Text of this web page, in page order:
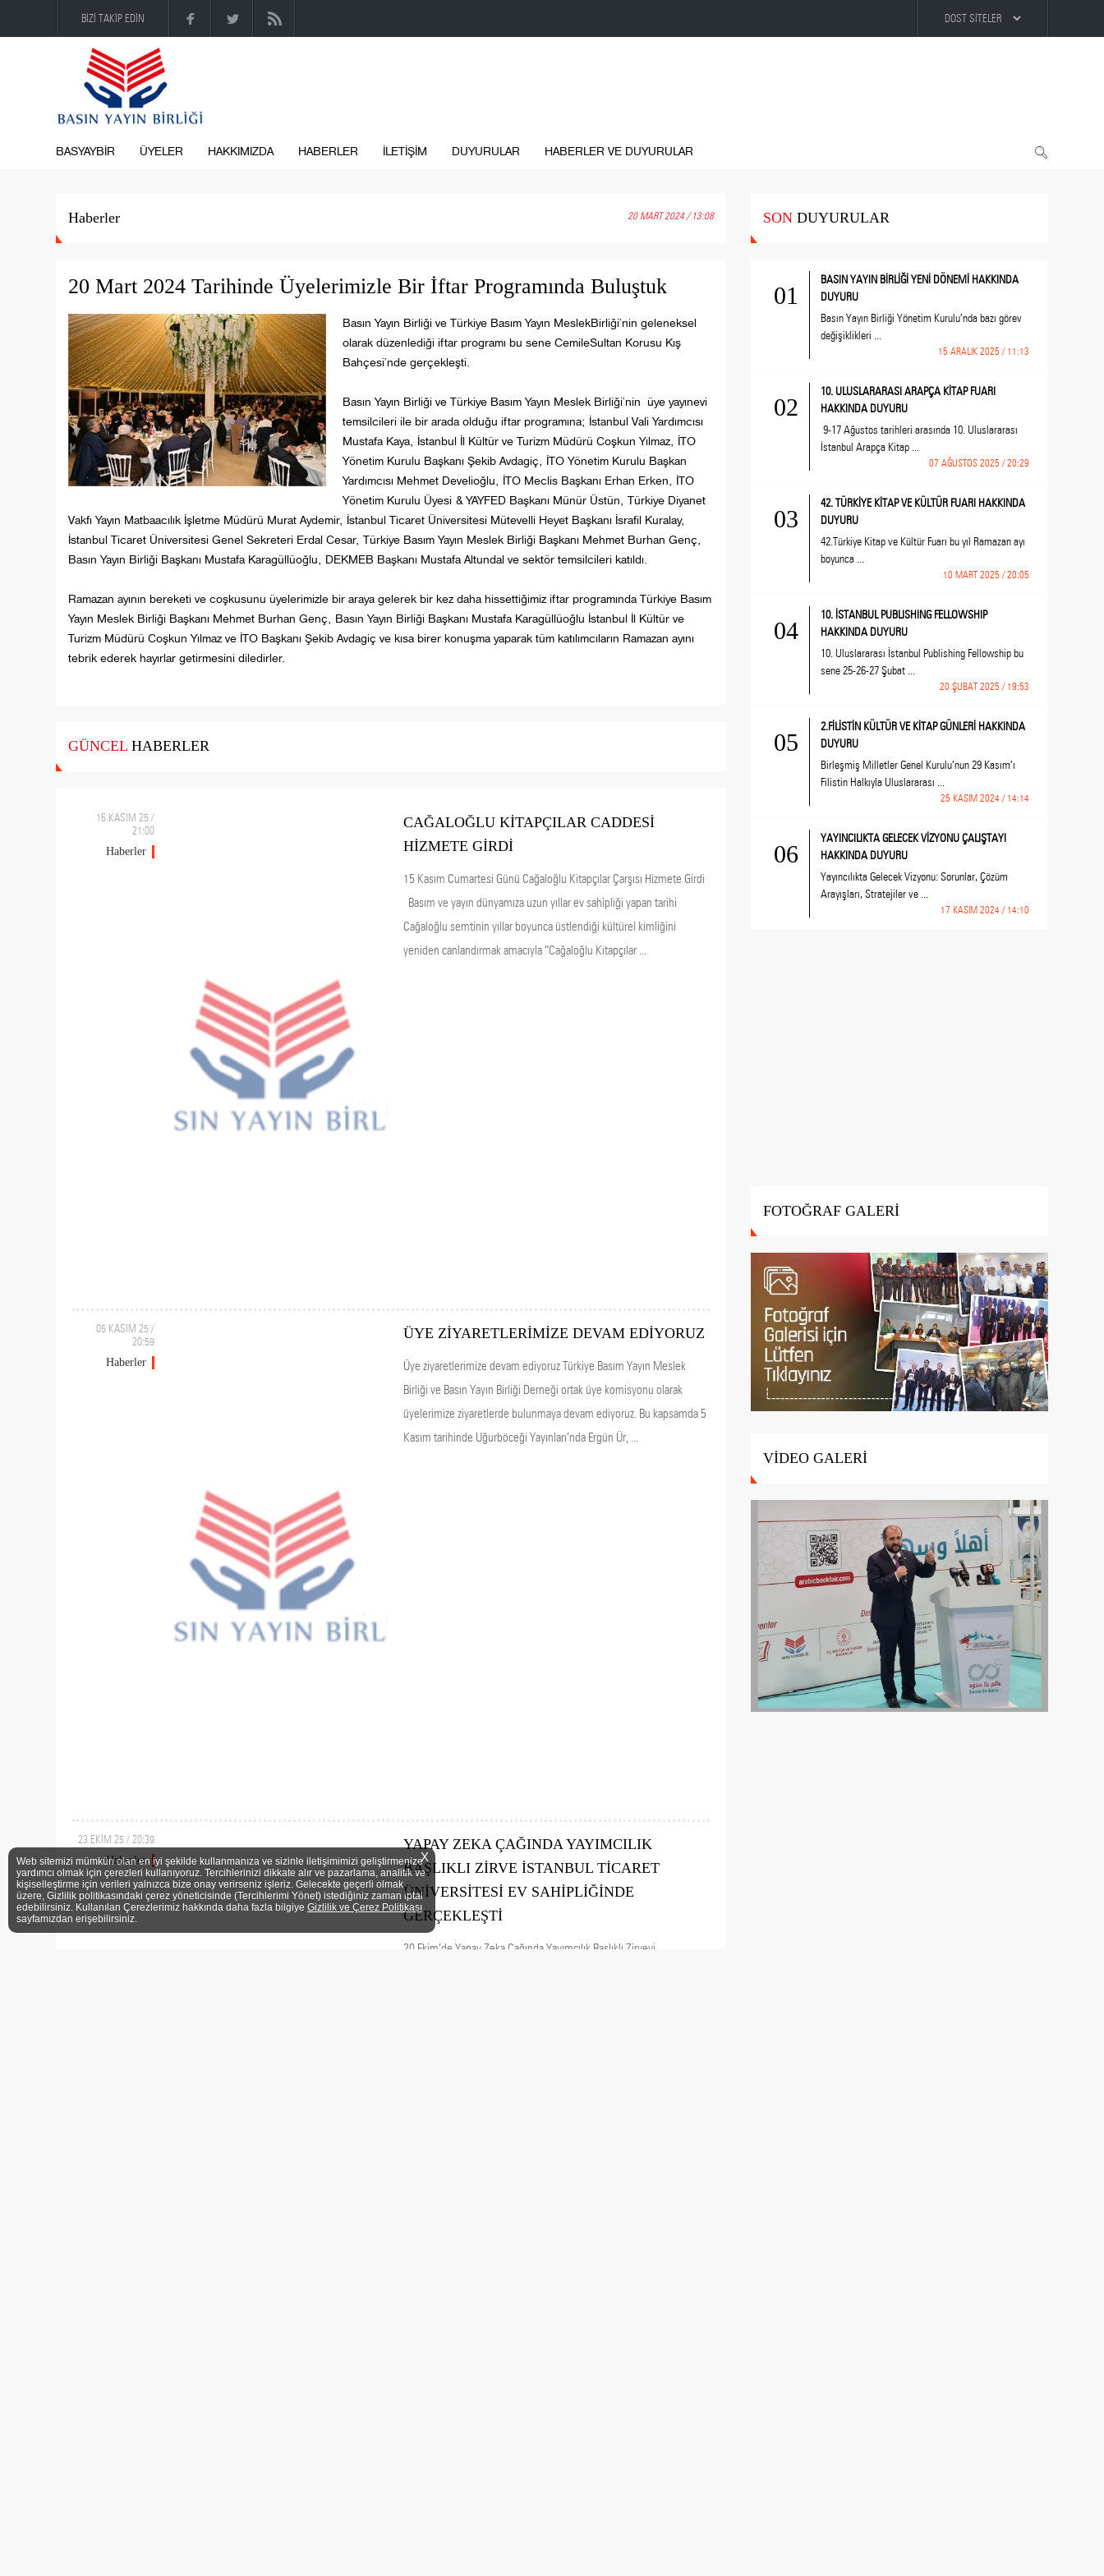
BİZİ TAKİP EDİN
BASYAYBİR ÜYELER HAKKIMIZDA HABERLER İLETİŞİM DUYURULAR HABERLER VE DUYURULAR
Haberler 20 MART 2024 / 13:08
20 Mart 2024 Tarihinde Üyelerimizle Bir İftar Programında Buluştuk
Basın Yayın Birliği ve Türkiye Basım Yayın MeslekBirliği’nin geleneksel
olarak düzenlediği iftar programı bu sene CemileSultan Korusu Kış
Bahçesi’nde gerçekleşti.
Basın Yayın Birliği ve Türkiye Basım Yayın Meslek Birliği’nin üye yayınevi
temsilcileri ile bir arada olduğu iftar programına; İstanbul Vali Yardımcısı
Mustafa Kaya, İstanbul İl Kültür ve Turizm Müdürü Coşkun Yılmaz, İTO
Yönetim Kurulu Başkanı Şekib Avdagiç, İTO Yönetim Kurulu Başkan
Yardımcısı Mehmet Develioğlu, İTO Meclis Başkanı Erhan Erken, İTO
Yönetim Kurulu Üyesi & YAYFED Başkanı Münür Üstün, Türkiye Diyanet
Vakfı Yayın Matbaacılık İşletme Müdürü Murat Aydemir, İstanbul Ticaret Üniversitesi Mütevelli Heyet Başkanı İsrafil Kuralay,
İstanbul Ticaret Üniversitesi Genel Sekreteri Erdal Cesar, Türkiye Basım Yayın Meslek Birliği Başkanı Mehmet Burhan Genç,
Basın Yayın Birliği Başkanı Mustafa Karagüllüoğlu, DEKMEB Başkanı Mustafa Altundal ve sektör temsilcileri katıldı.
Ramazan ayının bereketi ve coşkusunu üyelerimizle bir araya gelerek bir kez daha hissettiğimiz iftar programında Türkiye Basım
Yayın Meslek Birliği Başkanı Mehmet Burhan Genç, Basın Yayın Birliği Başkanı Mustafa Karagüllüoğlu İstanbul İl Kültür ve
Turizm Müdürü Coşkun Yılmaz ve İTO Başkanı Şekib Avdagiç ve kısa birer konuşma yaparak tüm katılımcıların Ramazan ayını
tebrik ederek hayırlar getirmesini diledirler.
GÜNCELHABERLER
16 KASIM 25 /
21:00
Haberler
CAĞALOĞLU KİTAPÇILAR CADDESİ
HİZMETE GİRDİ
15 Kasım Cumartesi Günü Cağaloğlu Kitapçılar Çarşısı Hizmete Girdi
Basım ve yayın dünyamıza uzun yıllar ev sahipliği yapan tarihi
Cağaloğlu semtinin yıllar boyunca üstlendiği kültürel kimliğini
yeniden canlandırmak amacıyla “Cağaloğlu Kitapçılar ...
05 KASIM 25 /
20:59
Haberler
ÜYE ZİYARETLERİMİZE DEVAM EDİYORUZ
Üye ziyaretlerimize devam ediyoruz Türkiye Basım Yayın Meslek
Birliği ve Basın Yayın Birliği Derneği ortak üye komisyonu olarak
üyelerimize ziyaretlerde bulunmaya devam ediyoruz. Bu kapsamda 5
Kasım tarihinde Uğurböceği Yayınları’nda Ergün Ür, ...
23 EKİM 25 / 20:39
Haberler
YAPAY ZEKA ÇAĞINDA YAYIMCILIK
BAŞLIKLI ZİRVE İSTANBUL TİCARET
ÜNİVERSİTESİ EV SAHİPLİĞİNDE
GERÇEKLEŞTİ
20 Ekim’de Yapay Zeka Çağında Yayımcılık Başlıklı Zirveyi
SONDUYURULAR
01
BASIN YAYIN BİRLİĞİ YENİ DÖNEMİ HAKKINDA
DUYURU
Basın Yayın Birliği Yönetim Kurulu’nda bazı görev
değişiklikleri ...
15 ARALIK 2025 / 11:13
02
10. ULUSLARARASI ARAPÇA KİTAP FUARI
HAKKINDA DUYURU
9-17 Ağustos tarihleri arasında 10. Uluslararası
İstanbul Arapça Kitap ...
07 AĞUSTOS 2025 / 20:29
03
42. TÜRKİYE KİTAP VE KÜLTÜR FUARI HAKKINDA
DUYURU
42.Türkiye Kitap ve Kültür Fuarı bu yıl Ramazan ayı
boyunca ...
10 MART 2025 / 20:05
04
10. İSTANBUL PUBLISHING FELLOWSHIP
HAKKINDA DUYURU
10. Uluslararası İstanbul Publishing Fellowship bu
sene 25-26-27 Şubat ...
20 ŞUBAT 2025 / 19:53
05
2.FİLİSTİN KÜLTÜR VE KİTAP GÜNLERİ HAKKINDA
DUYURU
Birleşmiş Milletler Genel Kurulu’nun 29 Kasım’ı
Filistin Halkıyla Uluslararası ...
25 KASIM 2024 / 14:14
06
YAYINCILIKTA GELECEK VİZYONU ÇALIŞTAYI
HAKKINDA DUYURU
Yayıncılıkta Gelecek Vizyonu: Sorunlar, Çözüm
Arayışları, Stratejiler ve ...
17 KASIM 2024 / 14:10
FOTOĞRAF GALERİ
VİDEO GALERİ
Web sitemizi mümkün olan en iyi şekilde kullanmanıza ve sizinle iletişimimizi geliştirmenize
yardımcı olmak için çerezleri kullanıyoruz. Tercihlerinizi dikkate alır ve pazarlama, analitik ve
kişiselleştirme için verileri yalnızca bize onay verirseniz işleriz. Gelecekte geçerli olmak
üzere, Gizlilik politikasındaki çerez yöneticisinde (Tercihlerimi Yönet) istediğiniz zaman iptal
edebilirsiniz. Kullanılan Çerezlerimiz hakkında daha fazla bilgiye Gizlilik ve Çerez Politikası
sayfamızdan erişebilirsiniz.
X